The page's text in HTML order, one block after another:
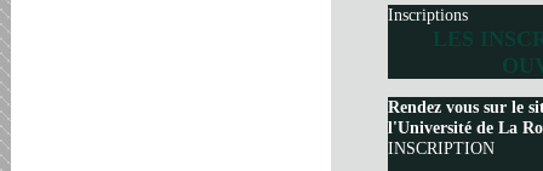
Inscriptions
LES
Rendez vous sur le
l'Université de La
INSCRIPTION